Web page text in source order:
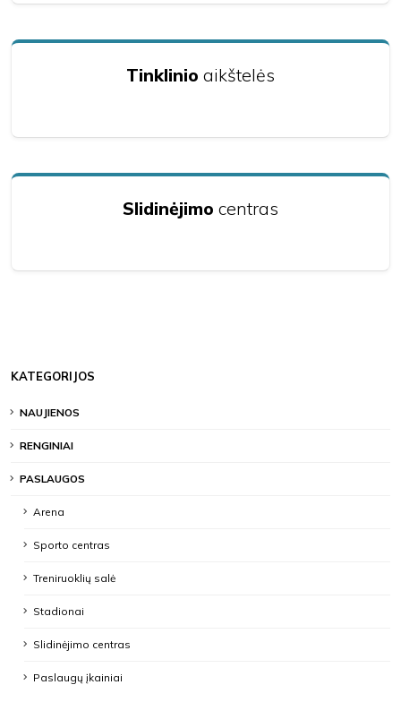
Tinklinio aikštelės
Slidinėjimo centras
KATEGORIJOS
NAUJIENOS
RENGINIAI
PASLAUGOS
Arena
Sporto centras
Treniruoklių salė
Stadionai
Slidinėjimo centras
Paslaugų įkainiai